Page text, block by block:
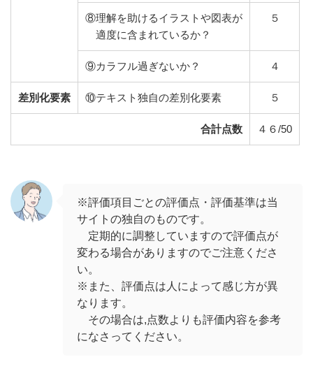
⑧理解を助けるイラストや図表が
適度に含まれているか？
５
⑨カラフル過ぎないか？ ４
差別化要素 ⑩テキスト独自の差別化要素 ５
合計点数 ４６/50
※評価項目ごとの評価点・評価基準は当
サイトの独自のものです。
定期的に調整していますので評価点が
変わる場合がありますのでご注意くださ
い。
※また、評価点は人によって感じ方が異
なります。
その場合は,点数よりも評価内容を参考
になさってください。